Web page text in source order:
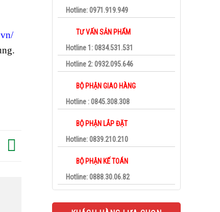
Hotline: 0971.919.949
TƯ VẤN SẢN PHẨM
Hotline 1: 0834.531.531
Hotline 2: 0932.095.646
BỘ PHẬN GIAO HÀNG
Hotline : 0845.308.308
BỘ PHẬN LẮP ĐẶT
Hotline: 0839.210.210
BỘ PHẬN KẾ TOÁN
Hotline: 0888.30.06.82